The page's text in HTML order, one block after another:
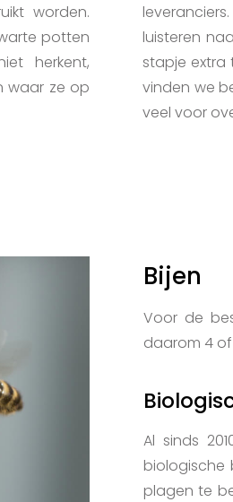
worden.
potten
herkent,
waar ze op
luisteren
stapje extra
vinden we
veel voor
Bijen
Voor de
daarom 4 of
Al sinds
biologische
plagen te